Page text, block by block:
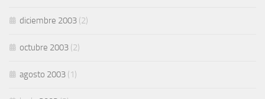
diciembre 2003 (2)
octubre 2003 (2)
agosto 2003 (1)